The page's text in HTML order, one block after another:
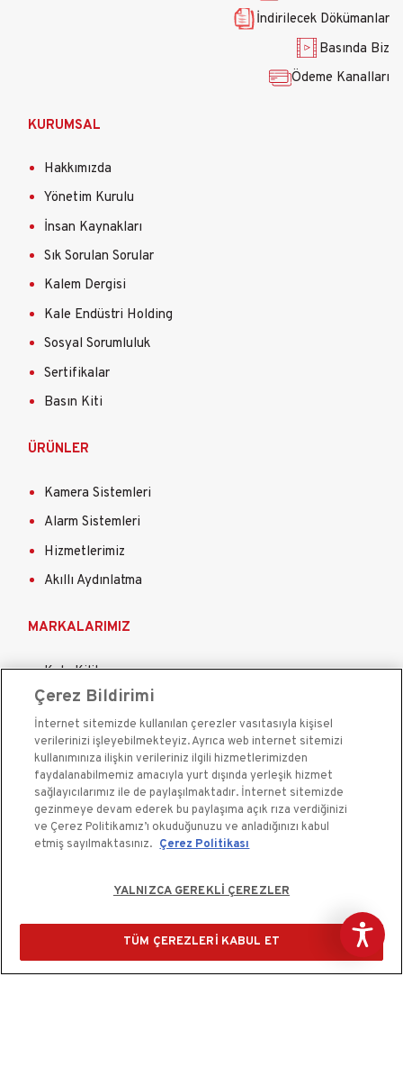
İndirilecek Dökümanlar
Basında Biz
Ödeme Kanalları
KURUMSAL
Hakkımızda
Yönetim Kurulu
İnsan Kaynakları
Sık Sorulan Sorular
Kalem Dergisi
Kale Endüstri Holding
Sosyal Sorumluluk
Sertifikalar
Basın Kiti
ÜRÜNLER
Kamera Sistemleri
Alarm Sistemleri
Hizmetlerimiz
Akıllı Aydınlatma
MARKALARIMIZ
Kale Kilit
Kale Çelik Kapı
Kale Çelik Kasa
Kale Kapı Pencere Sistemleri
Kale Sigorta
Çerez Kullanım Bildirimi
Çerez Bildirimi
İnternet sitemizde kullanılan çerezler vasıtasıyla kişisel
verilerinizi işleyebilmekteyiz. Ayrıca web internet sitemizi
kullanımınıza ilişkin verileriniz ilgili hizmetlerimizden
faydalanabilmemiz amacıyla yurt dışında yerleşik hizmet
sağlayıcılarımız ile de paylaşılmaktadır. İnternet sitemizde
gezinmeye devam ederek bu paylaşıma açık rıza verdiğinizi
ve Çerez Politikamız’ı okuduğunuzu ve anladığınızı kabul
etmiş sayılmaktasınız. Çerez Politikası
YALNIZCA GEREKLİ ÇEREZLER
TÜM ÇEREZLERİ KABUL ET